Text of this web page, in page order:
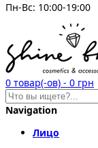
Пн-Вс: 10:00-19:00
0 товар(-ов) - 0 грн
Navigation
Лицо